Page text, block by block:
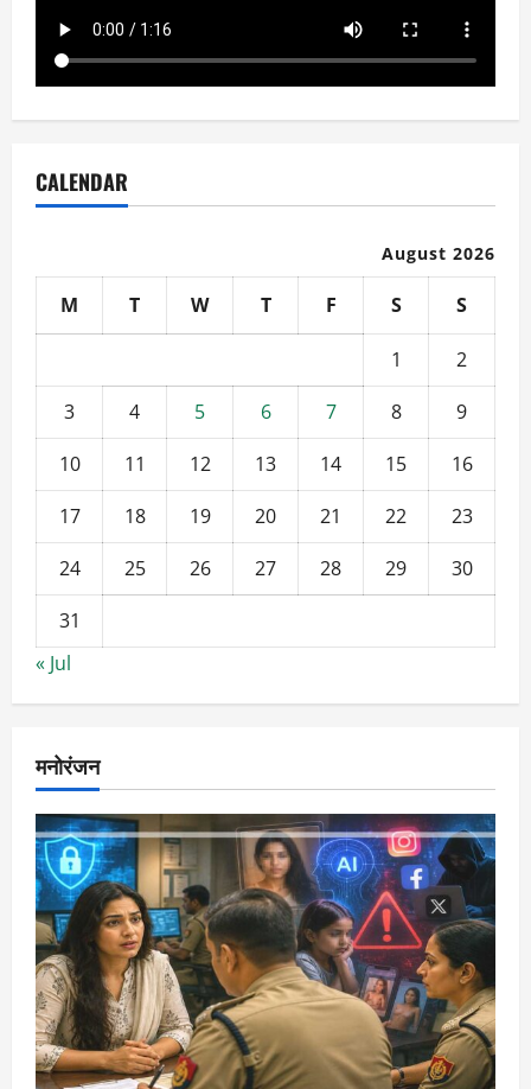
CALENDAR
August 2026
M T W T F S S
1
2
3
4 5 6 7 8
9
10
11 12 13 14 15
16
17
18 19 20 21 22
23
24
25 26 27 28 29
30
31
« Jul
मनोरंजन